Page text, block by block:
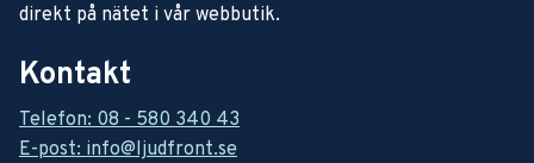
direkt på nätet i vår webbutik.
Kontakt
Telefon: 08 - 580 340 43
E-post: info@ljudfront.se